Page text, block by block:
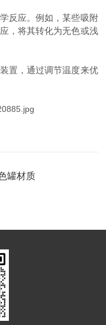
反应。例如，某些吸附
，将其转化为无色或浅
置，通过调节温度来优
罐材质